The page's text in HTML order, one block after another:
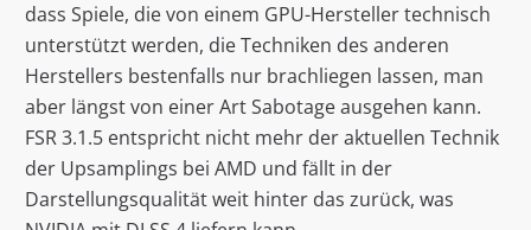
dass Spiele, die von einem GPU-Hersteller technisch
unterstützt werden, die Techniken des anderen
Herstellers bestenfalls nur brachliegen lassen, man
aber längst von einer Art Sabotage ausgehen kann.
FSR 3.1.5 entspricht nicht mehr der aktuellen Technik
der Upsamplings bei AMD und fällt in der
Darstellungsqualität weit hinter das zurück, was